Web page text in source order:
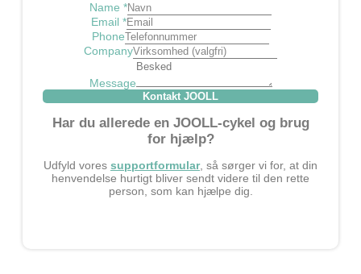
Name *
Email *
Phone
Company
Message
Kontakt JOOLL
Har du allerede en JOOLL-cykel og brug
for hjælp?
Udfyld vores supportformular, så sørger vi for, at din
henvendelse hurtigt bliver sendt videre til den rette
person, som kan hjælpe dig.